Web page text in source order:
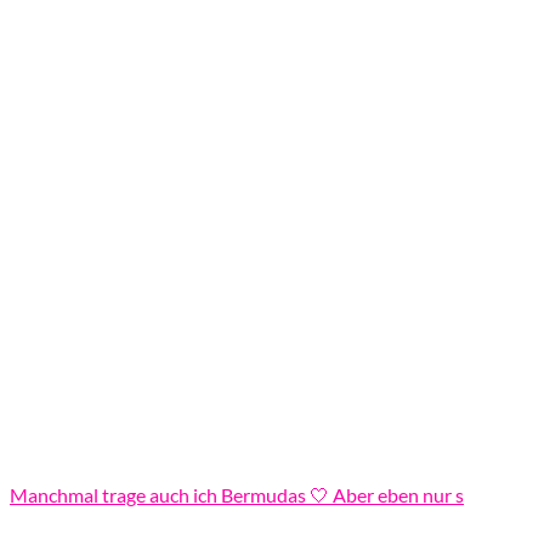
Manchmal trage auch ich Bermudas 🤍 Aber eben nur s